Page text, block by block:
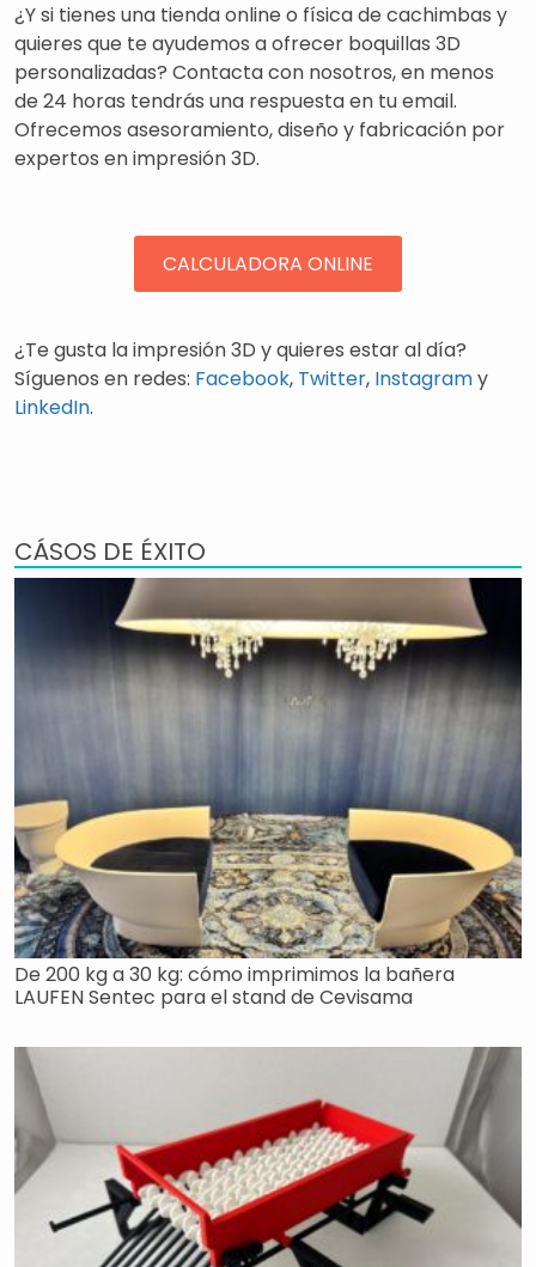
¿Y si tienes una tienda online o física de cachimbas y
quieres que te ayudemos a ofrecer boquillas 3D
personalizadas? Contacta con nosotros, en menos
de 24 horas tendrás una respuesta en tu email.
Ofrecemos asesoramiento, diseño y fabricación por
expertos en impresión 3D.
CALCULADORA ONLINE
¿Te gusta la impresión 3D y quieres estar al día?
Síguenos en redes: Facebook, Twitter, Instagramy
LinkedIn.
CÁSOS DE ÉXITO
De 200 kg a 30 kg: cómo imprimimos la bañera
LAUFEN Sentec para el stand de Cevisama